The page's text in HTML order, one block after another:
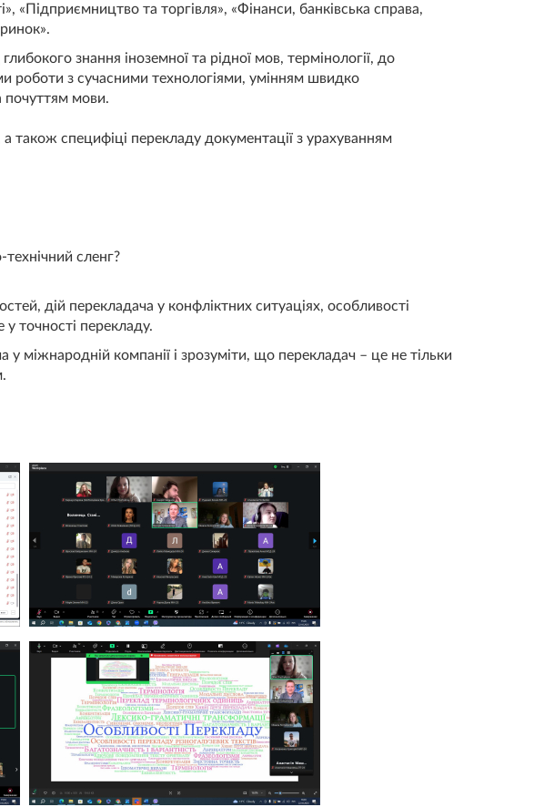
«Підприємництво та торгівля», «Фінанси, банківська справа,
знання іноземної та рідної мов, термінології, до
роботи з сучасними технологіями, умінням швидко
почуттям мови.
також специфіці перекладу документації з урахуванням
сленг?
дій перекладача у конфліктних ситуаціях, особливості
у точності перекладу.
міжнародній компанії і зрозуміти, що перекладач – це не тільки